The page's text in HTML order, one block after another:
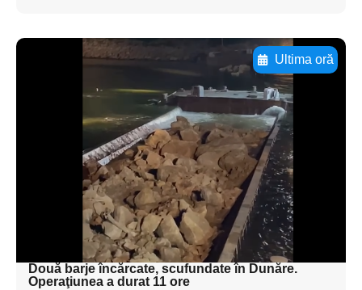
Ultima oră
Adaugă aici textul pentru
subtitluAdaugă aici
textul pentru
subtitluAdaugă aici
textul pentru
subtitluAdaugă aici
textul pentru subti
Două barje încărcate, scufundate în Dunăre.
Operaţiunea a durat 11 ore